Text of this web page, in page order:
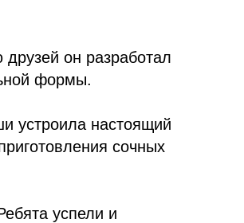
он разработал
формы.
устроила настоящий
сочных
успели и